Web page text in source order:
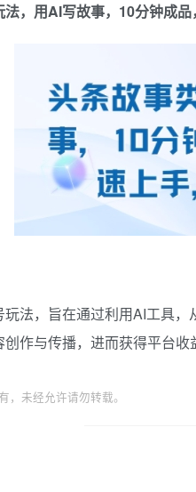
法，用AI写故事，10分钟成
法，旨在通过利用AI工具
作与传播，进而获得平台收
，未经允许请勿转载。